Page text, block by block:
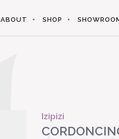
ABOUT SHOP
Izipizi